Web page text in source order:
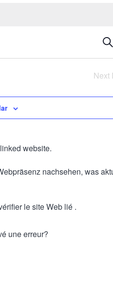
Next
website.
nachsehen, was
le site Web lié .
une erreur?